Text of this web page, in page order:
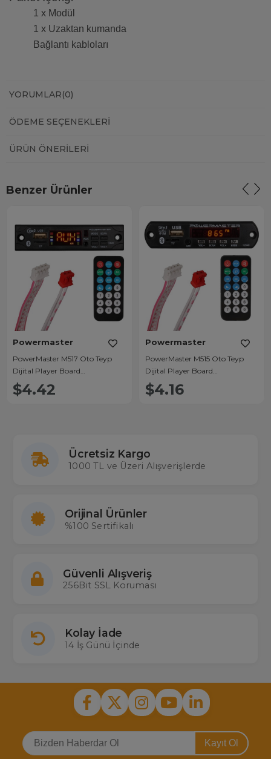
1 x Modül
1 x Uzaktan kumanda
Bağlantı kabloları
YORUMLAR(0)
ÖDEME SEÇENEKLERI
ÜRÜN ÖNERILERI
Benzer Ürünler
Powermaster
PowerMaster M517 Oto Teyp
Dijital Player Board
USB/AUX/SD/FM/Bluetooth
Kumandalı Mikrofonsuz Çevirici
$4.42
Powermaster
PowerMaster M515 Oto Teyp
Dijital Player Board
USB/AUX/SD/FM/Bluetooth
Kumandalı Mikrofonsuz Oto
$4.16
Ücretsiz Kargo
1000 TL ve Üzeri Alışverişlerde
Orijinal Ürünler
%100 Sertifikalı
Güvenli Alışveriş
256Bit SSL Koruması
Kolay İade
14 İş Günü İçinde
Kayıt Ol